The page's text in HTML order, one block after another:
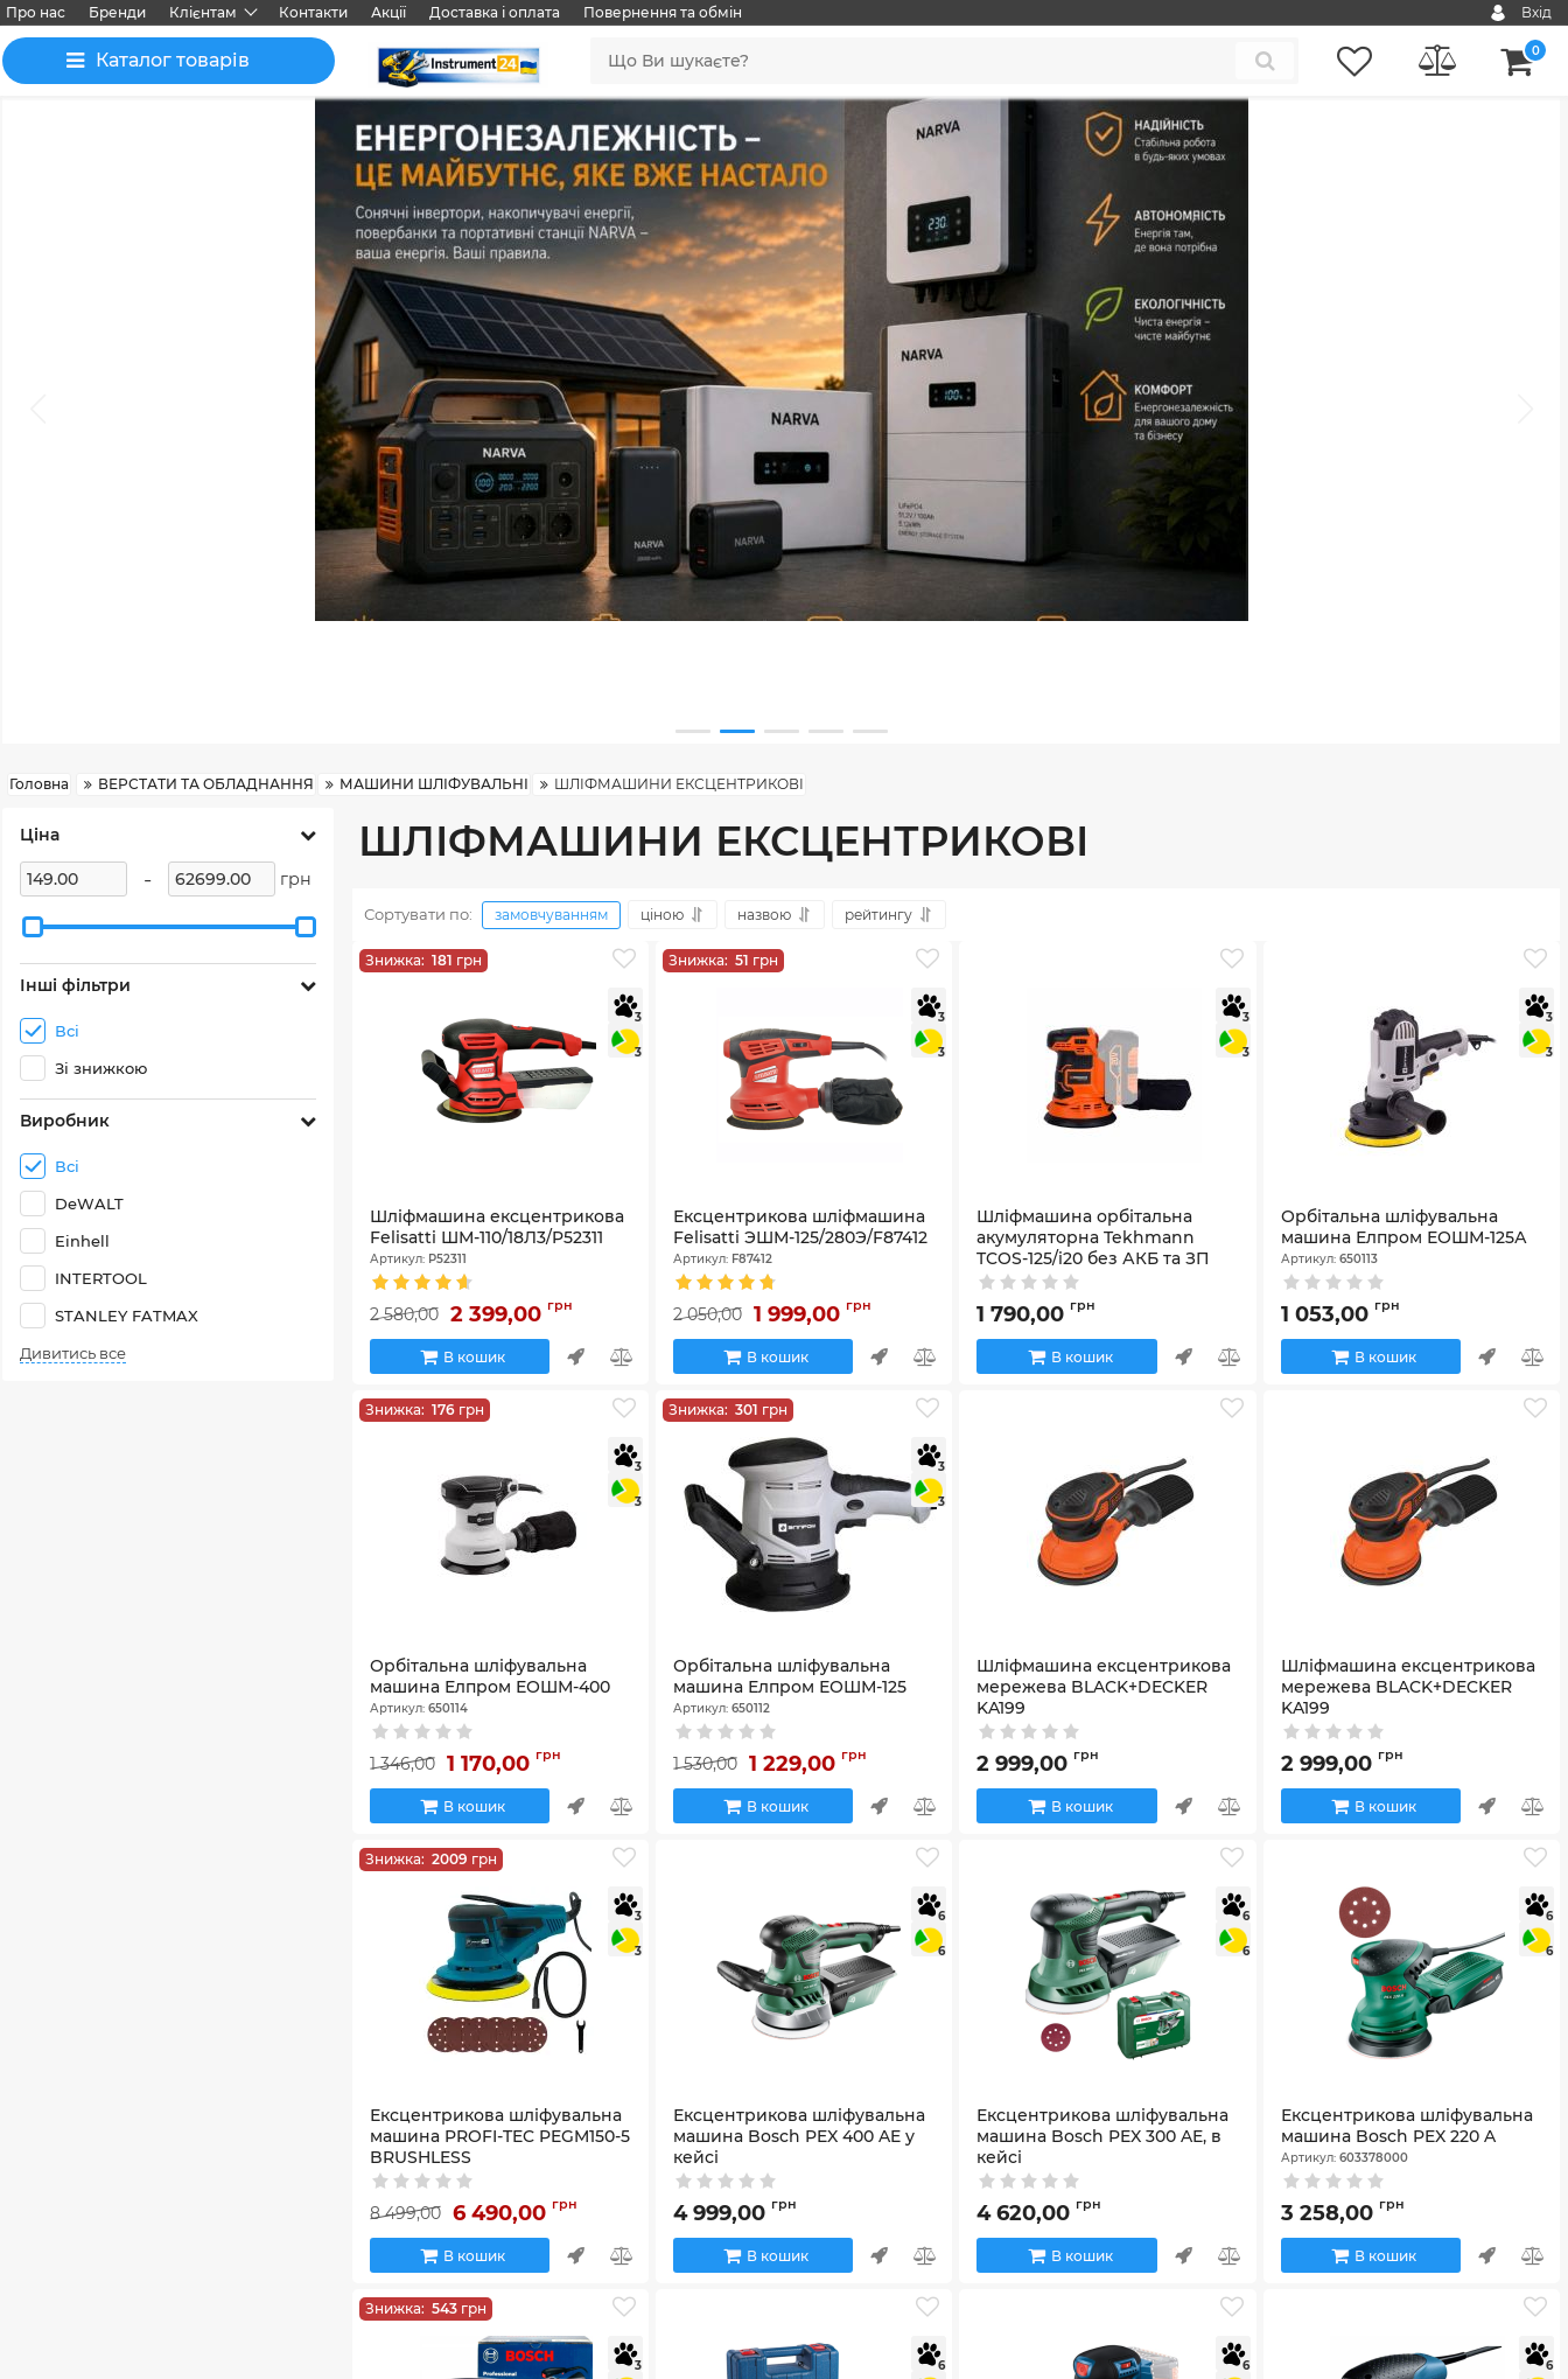
Про нас Бренди Клієнтам Контакти Акції Доставка і оплата Повернення та обмін Вхід
Каталог товарів 0
Головна ВЕРСТАТИ ТА ОБЛАДНАННЯ МАШИНИ ШЛІФУВАЛЬНІ ШЛІФМАШИНИ ЕКСЦЕНТРИКОВІ
Ціна
- грн
Інші фільтри
Всі
Зі знижкою
Виробник
Всі
DeWALT
Einhell
INTERTOOL
STANLEY FATMAX
Дивитись все
ШЛІФМАШИНИ ЕКСЦЕНТРИКОВІ
Сортувати по: замовчуванням ціною назвою рейтингу
Знижка: 181 грн
3
3
Шліфмашина ексцентрикова
Felisatti ШМ-110/18Л3/P52311
Артикул: P52311
2 580,00 2 399,00 грн
В кошик
Знижка:51 грн
3
3
Ексцентрикова шліфмашина
Felisatti ЭШМ-125/280Э/F87412
Артикул: F87412
2 050,00 1 999,00 грн
В кошик
3
3
Шліфмашина орбітальна
акумуляторна Tekhmann
TCOS-125/i20 без АКБ та ЗП
Артикул:852741
1 790,00 грн
В кошик
3
3
Орбітальна шліфувальна
машина Елпром ЕОШМ-125А
Артикул: 650113
1 053,00 грн
В кошик
Знижка: 176 грн
3
3
Орбітальна шліфувальна
машина Елпром ЕОШМ-400
Артикул: 650114
1 346,00 1 170,00 грн
В кошик
Знижка:301 грн
3
3
Орбітальна шліфувальна
машина Елпром ЕОШМ-125
Артикул:650112
1 530,00 1 229,00 грн
В кошик
Шліфмашина ексцентрикова
мережева BLACK+DECKER
KA199
Артикул:KA199
2 999,00 грн
В кошик
Шліфмашина ексцентрикова
мережева BLACK+DECKER
KA199
Артикул:KA199
2 999,00 грн
В кошик
Знижка: 2009 грн
3
3
Ексцентрикова шліфувальна
машина PROFI-TEC PEGM150-5
BRUSHLESS
Артикул:58_28063
8 499,00 6 490,00 грн
В кошик
6
6
Ексцентрикова шліфувальна
машина Bosch PEX 400 AE у
кейсі
Артикул:06033A4000
4 999,00 грн
В кошик
6
6
Ексцентрикова шліфувальна
машина Bosch PEX 300 AE, в
кейсі
Артикул:06033A3000
4 620,00 грн
В кошик
6
6
Ексцентрикова шліфувальна
машина Bosch PEX 220 A
Артикул: 603378000
3 258,00 грн
В кошик
Знижка: 543 грн
3 6 6 6